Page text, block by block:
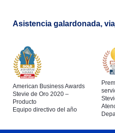
Asistencia galardonada,
American Business Awards
Stevie de Oro 2020 –
Producto
Equipo directivo del año